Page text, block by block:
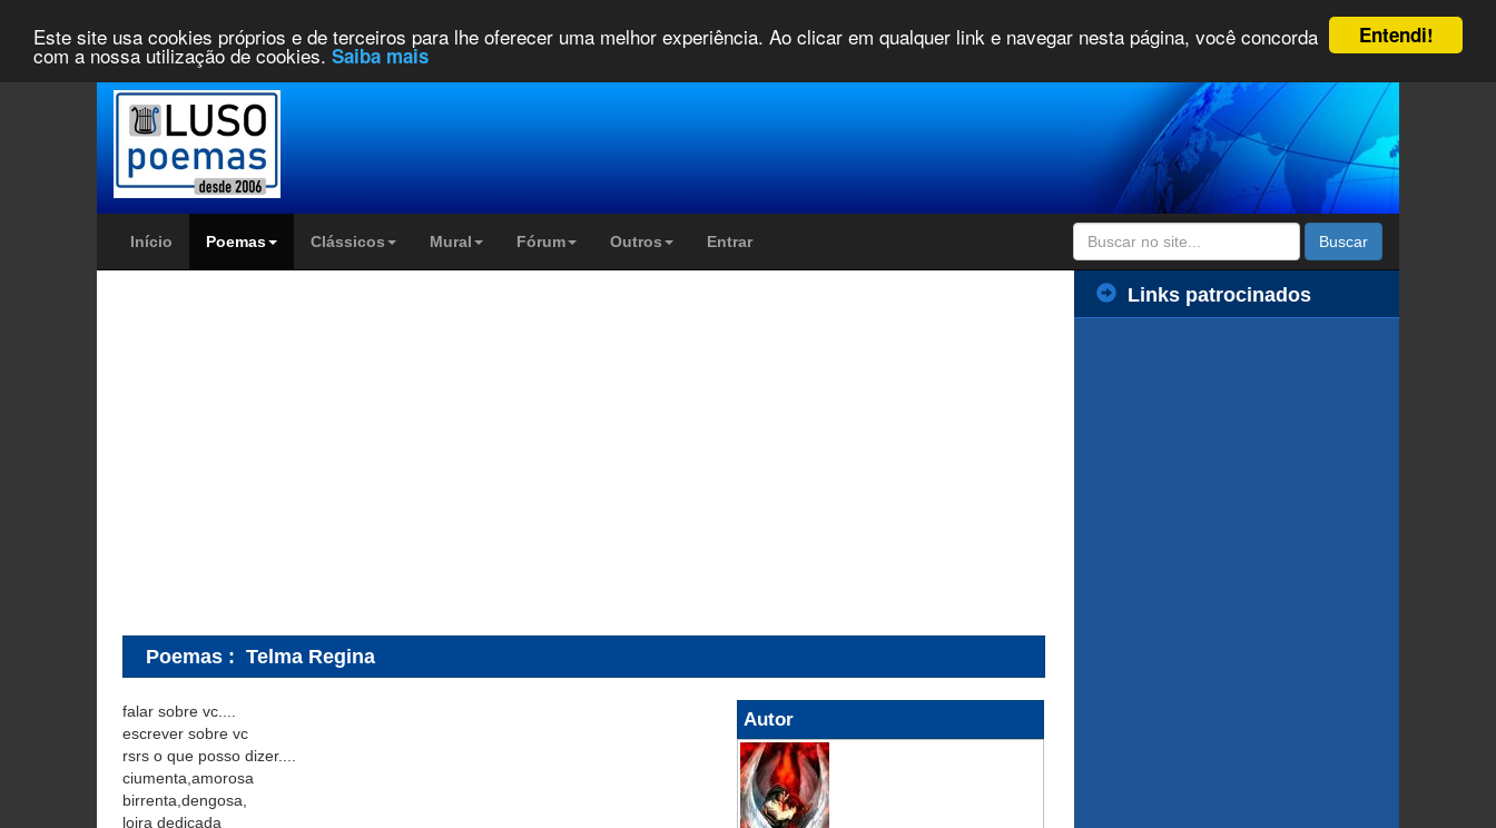
Entendi!
Este site usa cookies próprios e de terceiros para lhe oferecer uma melhor experiência. Ao clicar em qualquer link e navegar nesta página, você concorda
com a nossa utilização de cookies. Saiba mais
Início Poemas Clássicos Mural Fórum Outros Entrar Buscar
Poemas : Telma Regina
falar sobre vc....
escrever sobre vc
rsrs o que posso dizer....
ciumenta,amorosa
birrenta,dengosa,
loira dedicada
Autor
Links patrocinados